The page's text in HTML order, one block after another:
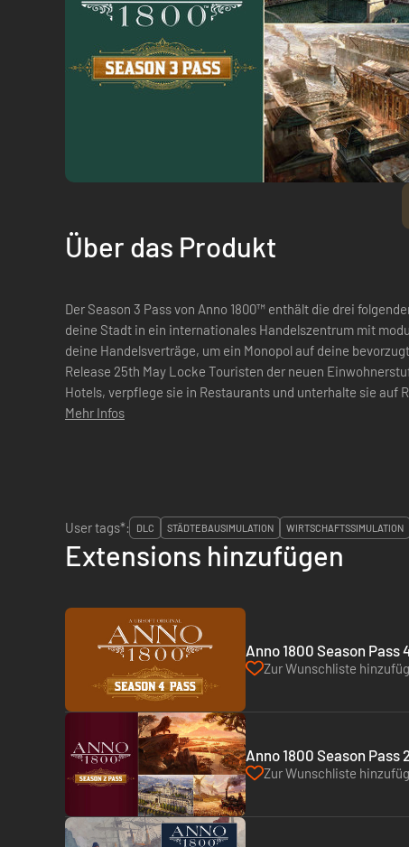
Über das Produkt
Der Season 3 Pass von Anno 1800™ enthält die drei folgenden DLCs:
deine Stadt in ein internationales Handelszentrum mit
deine Handelsverträge, um ein Monopol auf deine bevorzugten
Release 25th May Locke Touristen der neuen
Hotels, verpflege sie in Restaurants und unterhalte sie auf
Touristenattraktionen, wie dem neuen Turmmonumen...
Mehr Infos
User tags*:
DLC STÄDTEBAUSIMULATION WIRTSCHAFTSSIMULATION
Extensions hinzufügen
Anno 1800 Season Pass
Zur Wunschliste
Anno 1800 Season Pass
Zur Wunschliste